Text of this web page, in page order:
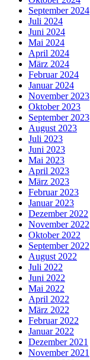
September 2024
Juli 2024
Juni 2024
Mai 2024
April 2024
März 2024
Februar 2024
Januar 2024
November 2023
Oktober 2023
September 2023
August 2023
Juli 2023
Juni 2023
Mai 2023
April 2023
März 2023
Februar 2023
Januar 2023
Dezember 2022
November 2022
Oktober 2022
September 2022
August 2022
Juli 2022
Juni 2022
Mai 2022
April 2022
März 2022
Februar 2022
Januar 2022
Dezember 2021
November 2021